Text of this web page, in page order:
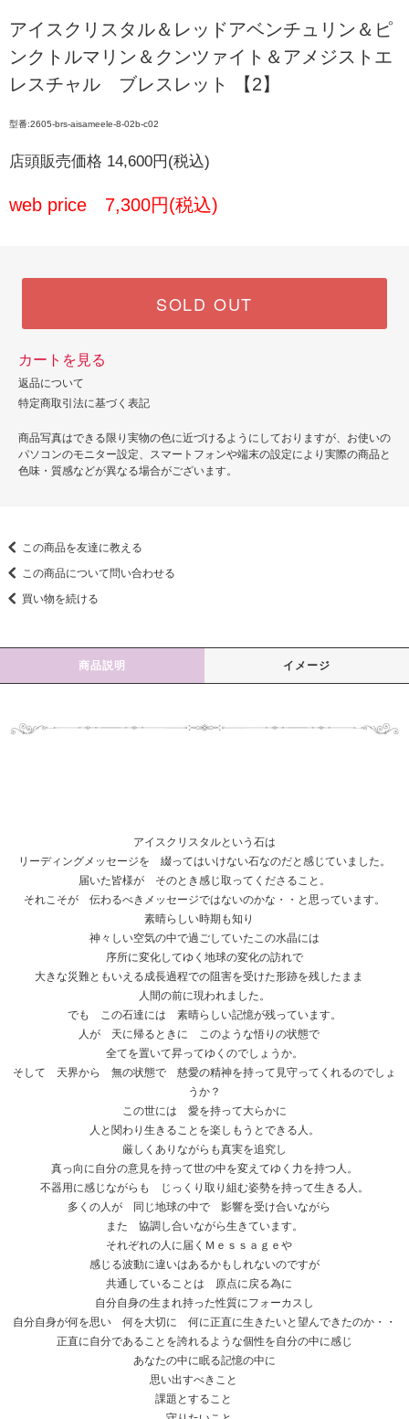
アイスクリスタル＆レッドアベンチュリン＆ピ
ンクトルマリン＆クンツァイト＆アメジストエ
レスチャル ブレスレット 【2】
型番:2605-brs-aisameele-8-02b-c02
店頭販売価格 14,600円(税込)
web price 7,300円(税込)
SOLD OUT
カートを見る
返品について
特定商取引法に基づく表記
商品写真はできる限り実物の色に近づけるようにしておりますが、お使いの
パソコンのモニター設定、スマートフォンや端末の設定により実際の商品と
色味・質感などが異なる場合がございます。
この商品を友達に教える
この商品について問い合わせる
買い物を続ける
商品説明 イメージ
アイスクリスタルという石は
リーディングメッセージを 綴ってはいけない石なのだと感じていました。
届いた皆様が そのとき感じ取ってくださること。
それこそが 伝わるべきメッセージではないのかな・・と思っています。
素晴らしい時期も知り
神々しい空気の中で過ごしていたこの水晶には
序所に変化してゆく地球の変化の訪れで
大きな災難ともいえる成長過程での阻害を受けた形跡を残したまま
人間の前に現われました。
でも この石達には 素晴らしい記憶が残っています。
人が 天に帰るときに このような悟りの状態で
全てを置いて昇ってゆくのでしょうか。
そして 天界から 無の状態で 慈愛の精神を持って見守ってくれるのでしょ
うか？
この世には 愛を持って大らかに
人と関わり生きることを楽しもうとできる人。
厳しくありながらも真実を追究し
真っ向に自分の意見を持って世の中を変えてゆく力を持つ人。
不器用に感じながらも じっくり取り組む姿勢を持って生きる人。
多くの人が 同じ地球の中で 影響を受け合いながら
また 協調し合いながら生きています。
それぞれの人に届くＭｅｓｓａｇｅや
感じる波動に違いはあるかもしれないのですが
共通していることは 原点に戻る為に
自分自身の生まれ持った性質にフォーカスし
自分自身が何を思い 何を大切に 何に正直に生きたいと望んできたのか・・
正直に自分であることを誇れるような個性を自分の中に感じ
あなたの中に眠る記憶の中に
思い出すべきこと
課題とすること